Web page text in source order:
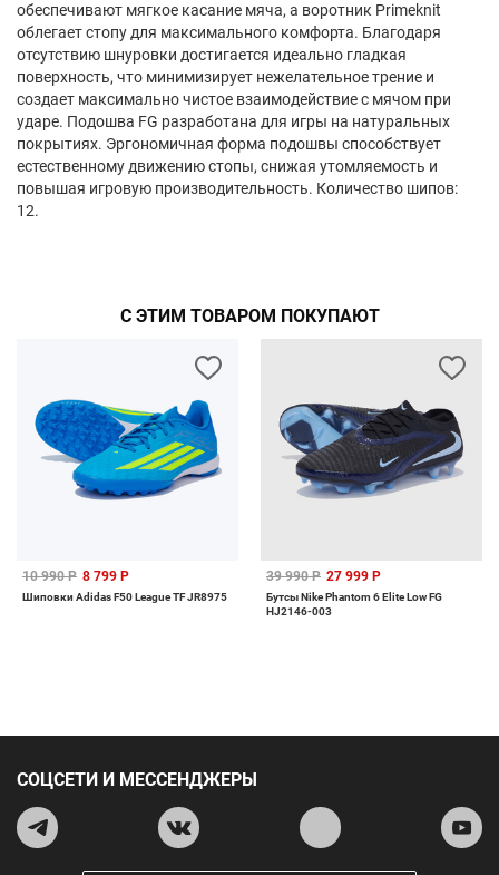
обеспечивают мягкое касание мяча, а воротник Primeknit
облегает стопу для максимального комфорта. Благодаря
отсутствию шнуровки достигается идеально гладкая
поверхность, что минимизирует нежелательное трение и
создает максимально чистое взаимодействие с мячом при
ударе. Подошва FG разработана для игры на натуральных
покрытиях. Эргономичная форма подошвы способствует
естественному движению стопы, снижая утомляемость и
повышая игровую производительность. Количество шипов:
12.
С ЭТИМ ТОВАРОМ ПОКУПАЮТ
10 990 Р 8 799 Р
Шиповки Adidas F50 League TF JR8975
39 990 Р 27 999 Р
Бутсы Nike Phantom 6 Elite Low FG
HJ2146-003
СОЦСЕТИ И МЕССЕНДЖЕРЫ